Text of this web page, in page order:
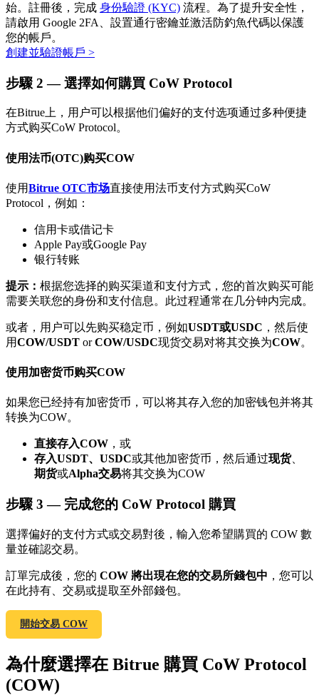
定投理财
享受活期理財及長期收益
學習理財
了解如何賺取穩定收入
Bitrue AI
合夥人計劃
Bitrue渠道合伙人
最高達65%佣金！
始。註冊後，完成 身份驗證 (KYC) 流程。為了提升安全性，
請啟用 Google 2FA、設置通行密鑰並激活防釣魚代碼以保護
您的帳戶。
創建並驗證帳戶 >
步驟 2 — 選擇如何購買 CoW Protocol
在Bitrue上，用户可以根据他们偏好的支付选项通过多种便捷
方式购买CoW Protocol。
使用法币(OTC)购买COW
使用Bitrue OTC市场直接使用法币支付方式购买CoW
Protocol，例如：
信用卡或借记卡
Apple Pay或Google Pay
银行转账
提示： 根据您选择的购买渠道和支付方式，您的首次购买可能
需要关联您的身份和支付信息。此过程通常在几分钟内完成。
或者，用户可以先购买稳定币，例如USDT或USDC ，然后使
用COW/USDT orCOW/USDC现货交易对将其交换为COW。
使用加密货币购买COW
如果您已经持有加密货币，可以将其存入您的加密钱包并将其
转换为COW。
直接存入COW ，或
存入USDT、USDC或其他加密货币，然后通过现货、
期货或Alpha交易将其交换为COW
步驟 3 — 完成您的 CoW Protocol 購買
選擇偏好的支付方式或交易對後，輸入您希望購買的 COW 數
量並確認交易。
訂單完成後，您的 COW 將出現在您的交易所錢包中 ，您可以
在此持有、交易或提取至外部錢包。
開始交易 COW
為什麼選擇在 Bitrue 購買 CoW Protocol
(COW)